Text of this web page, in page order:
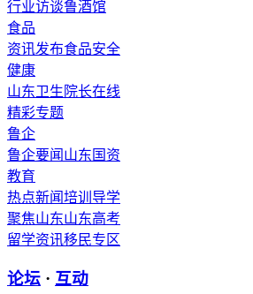
行业访谈鲁酒馆
食品
资讯发布食品安全
健康
山东卫生 院长在线
精彩专题
鲁企
鲁企要闻 山东国资
教育
热点新闻培训导学
聚焦山东山东高考
留学资讯移民专区
论坛 · 互动